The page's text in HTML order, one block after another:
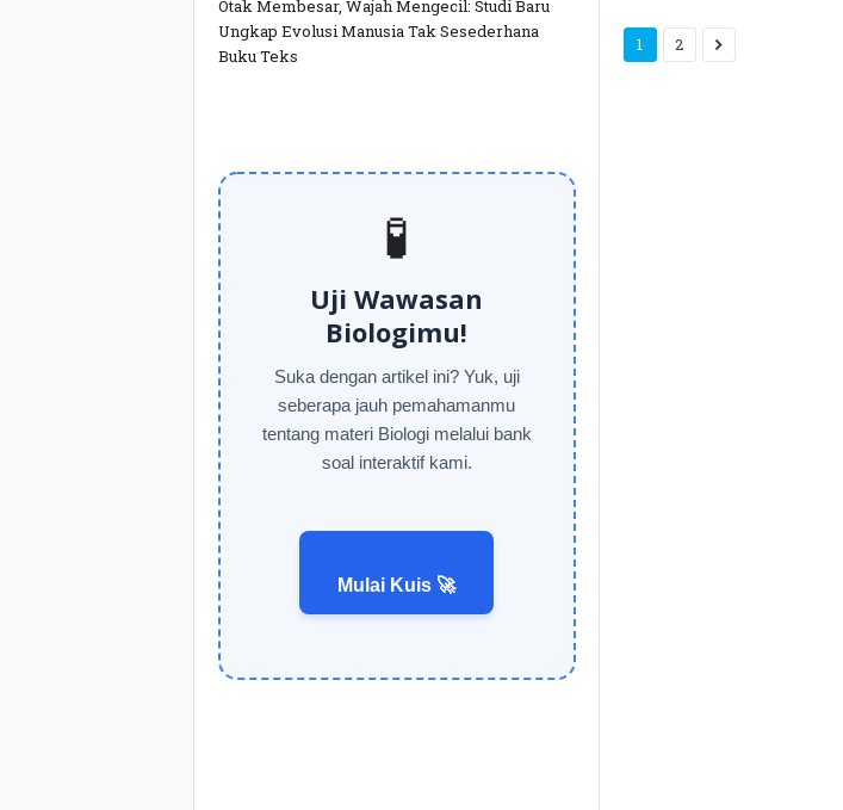
1 2
Otak Membesar, Wajah Mengecil: Studi Baru
Ungkap Evolusi Manusia Tak Sesederhana
Buku Teks
🧪
Uji Wawasan
Biologimu!
Suka dengan artikel ini? Yuk, uji
seberapa jauh pemahamanmu
tentang materi Biologi melalui bank
soal interaktif kami.
Mulai Kuis 🚀